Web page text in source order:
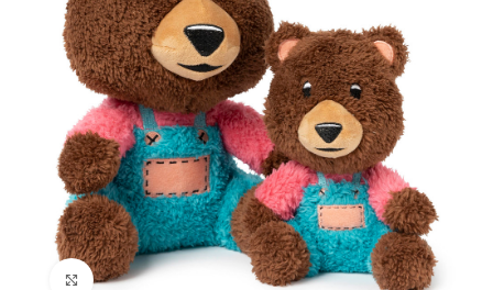
Haga Click para agrandar